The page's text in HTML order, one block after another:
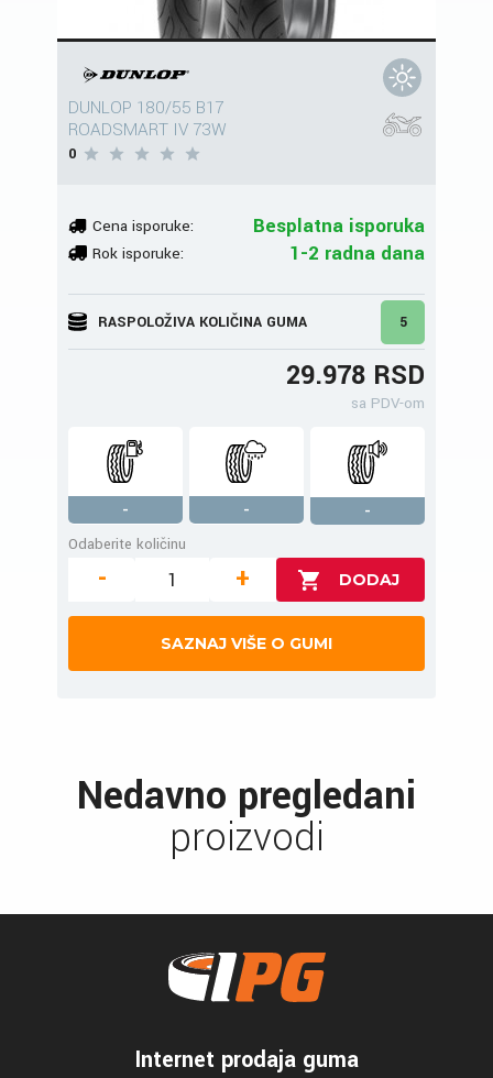
DUNLOP 180/55 B17
ROADSMART IV 73W
0
Cena isporuke: Besplatna isporuka
Rok isporuke: 1-2 radna dana
RASPOLOŽIVA KOLIČINA GUMA 5
29.978 RSD
sa PDV-om
- -
-
Odaberite količinu
- +
SAZNAJ VIŠE O GUMI
Nedavno pregledani
proizvodi
Internet prodaja guma